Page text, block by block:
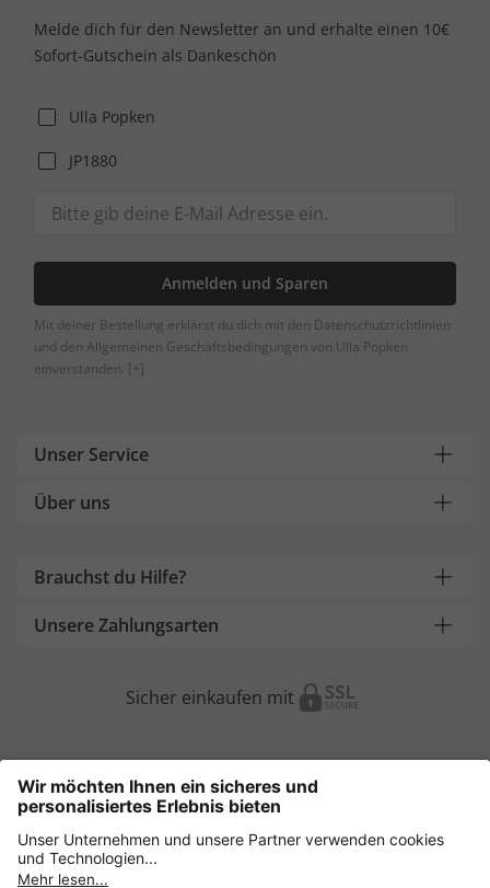
Melde dich für den Newsletter an und erhalte einen 10€
Sofort-Gutschein als Dankeschön
Ulla Popken
JP1880
Anmelden und Sparen
Mit deiner Bestellung erklärst du dich mit den Datenschutzrichtlinien
und den Allgemeinen Geschäftsbedingungen von Ulla Popken
einverstanden. [+]
Unser Service
Über uns
Brauchst du Hilfe?
Unsere Zahlungsarten
Sicher einkaufen mit
Weitere Onlineshops